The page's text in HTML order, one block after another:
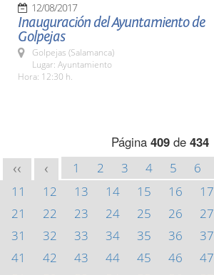
12/08/2017
Inauguración del Ayuntamiento de
Golpejas
Golpejas (Salamanca)
Lugar: Ayuntamiento
Hora: 12:30 h.
Página 409de 434
<< < 1 2 3 4 5 6
11
12 13 14 15 16 17
21
22 23 24 25 26 27
31
32 33 34 35 36 37
41
42 43 44 45 46 47